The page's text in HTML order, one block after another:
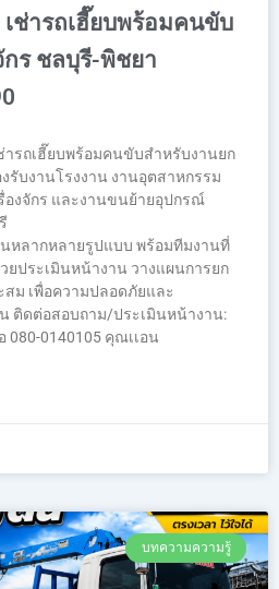
เช่ารถเฮี๊ยบพร้อมคนขับ
กร ชลบุรี-พิชยา
ารถเฮี๊ยบพร้อมคนขับสำหรับงานยก
รับงานโรงงาน งานอุตสาหกรรม
องจักร และงานขนย้ายอุปกรณ์
นหลากหลายรูปแบบ พร้อมทีมงานที่
ประเมินหน้างาน วางแผนการยก
ม เพื่อความปลอดภัยและ
ติดต่อสอบถาม/ประเมินหน้างาน:
080-0140105 คุณเเอน
บทความความรู้